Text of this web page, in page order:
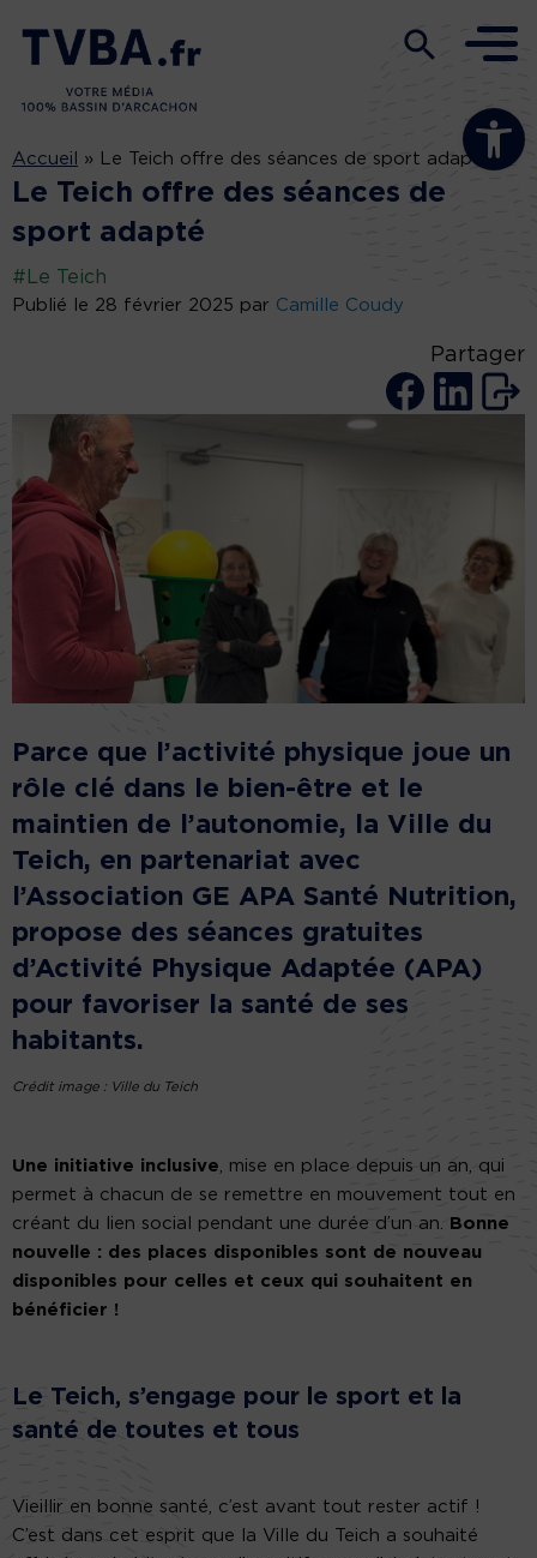
Ouvrir la
Accueil » Le Teich offre des séances de sport adapté
Le Teich offre des séances de
sport adapté
#Le Teich
Publié le 28 février 2025 par Camille Coudy
Partager
Parce que l’activité physique joue un
rôle clé dans le bien-être et le
maintien de l’autonomie, la Ville du
Teich, en partenariat avec
l’Association GE APA Santé Nutrition,
propose des séances gratuites
d’Activité Physique Adaptée (APA)
pour favoriser la santé de ses
habitants.
Crédit image : Ville du Teich
Une initiative inclusive, mise en place depuis un an, qui
permet à chacun de se remettre en mouvement tout en
créant du lien social pendant une durée d’un an. Bonne
nouvelle : des places disponibles sont de nouveau
disponibles pour celles et ceux qui souhaitent en
bénéficier !
Le Teich, s’engage pour le sport et la
santé de toutes et tous
Vieillir en bonne santé, c’est avant tout rester actif !
C’est dans cet esprit que la Ville du Teich a souhaité